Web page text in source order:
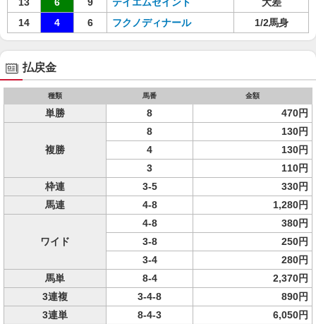
14
4 6 フクノディナール 1/2馬身
払戻金
種類 馬番 金額
単勝 8 470円
複勝
8
130円
4
130円
3
110円
枠連
3-5
330円
馬連
4-8 1,280円
ワイド
4-8
380円
3-8
250円
3-4
280円
馬単
8-4
2,370円
3連複
3-4-8
890円
3連単
8-4-3 6,050円